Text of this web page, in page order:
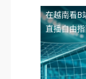
在越南看B
直播自由